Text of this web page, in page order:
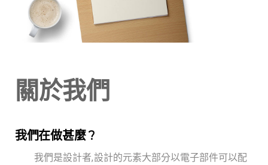
關於我們
我們在做甚麼 ?
我們是設計者,設計的元素大部分以電子部件可以配